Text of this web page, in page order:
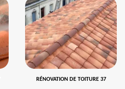
RÉNOVATION DE TOITURE 37